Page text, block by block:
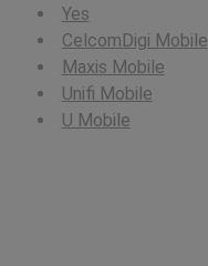
Yes
CelcomDigi Mobile
Maxis Mobile
Unifi Mobile
U Mobile